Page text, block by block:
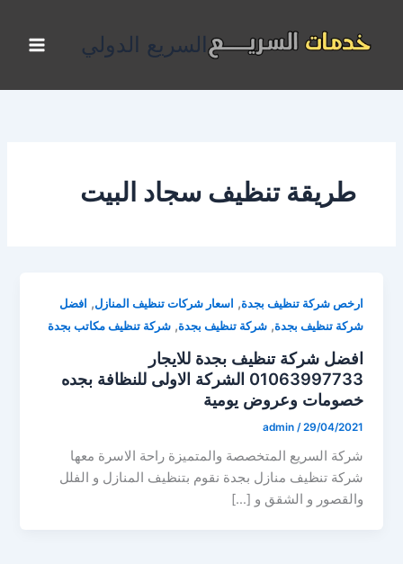
المحتوى
السريع الدولي
طريقة تنظيف سجاد البيت
ارخص شركة تنظيف بجدة, اسعار شركات تنظيف المنازل, افضل
شركة تنظيف بجدة,شركة تنظيف بجدة,شركة تنظيف مكاتب بجدة
افضل شركة تنظيف بجدة للايجار
01063997733 الشركة الاولى للنظافة بجده
خصومات وعروض يومية
admin /29/04/2021
شركة السريع المتخصصة والمتميزة راحة الاسرة معها
شركة تنظيف منازل بجدة نقوم بتنظيف المنازل و الفلل
والقصور و الشقق و […]